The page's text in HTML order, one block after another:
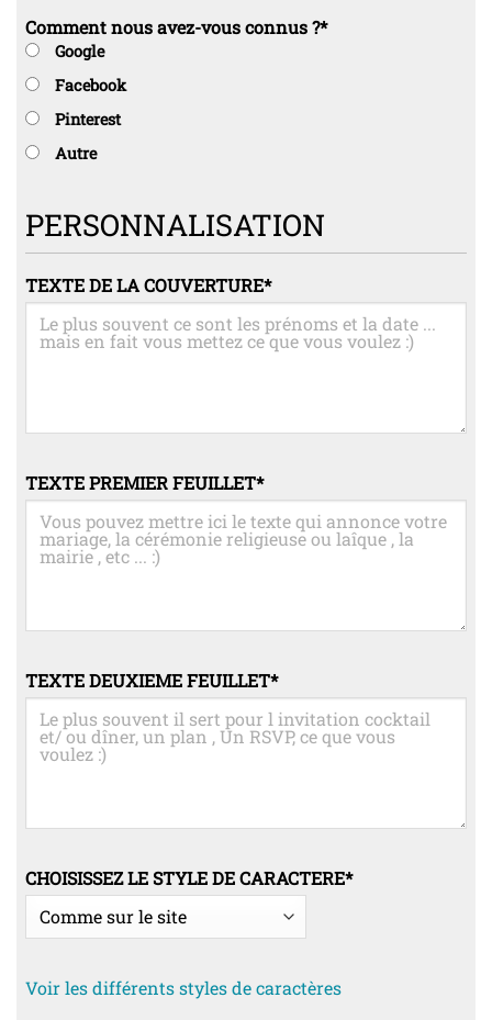
Comment nous avez-vous connus ?*
Google
Facebook
Pinterest
Autre
PERSONNALISATION
TEXTE DE LA COUVERTURE*
TEXTE PREMIER FEUILLET*
TEXTE DEUXIEME FEUILLET*
CHOISISSEZ LE STYLE DE CARACTERE*
Voir les différents styles de caractères